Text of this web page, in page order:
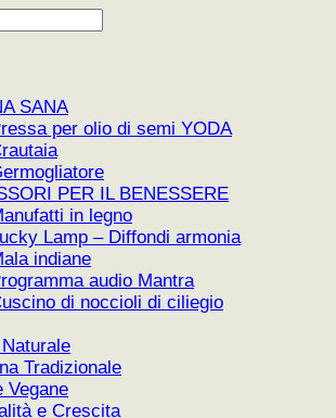
SANA
per olio di semi YODA
PER IL BENESSERE
in legno
Lamp – Diffondi armonia
indiane
audio Mantra
di noccioli di ciliegio
Tradizionale
Vegane
e Crescita